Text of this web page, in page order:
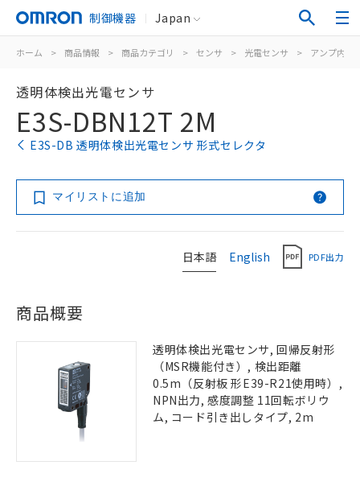
制御機器 Japan
ホーム > 商品情報 > 商品カテゴリ > センサ > 光電センサ > アンプ内蔵
透明体検出光電センサ
E3S-DBN12T 2M
E3S-DB 透明体検出光電センサ 形式セレクタ
マイリストに追加
日本語 English PDF出力
商品概要
透明体検出光電センサ, 回帰反射形
（MSR機能付き）, 検出距離
0.5m（反射板 形E39-R21使用時）,
NPN出力, 感度調整 11回転ボリウ
ム, コード引き出しタイプ, 2m